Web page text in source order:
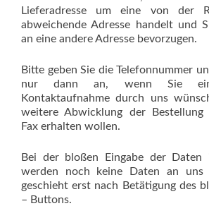
Lieferadresse um eine von der
abweichende Adresse handelt und
an eine andere Adresse bevorzugen.
Bitte geben Sie die Telefonnummer
nur dann an, wenn Sie
Kontaktaufnahme durch uns
weitere Abwicklung der
Fax erhalten wollen.
Bei der bloßen Eingabe der Daten
werden noch keine Daten an uns
geschieht erst nach Betätigung des
– Buttons.